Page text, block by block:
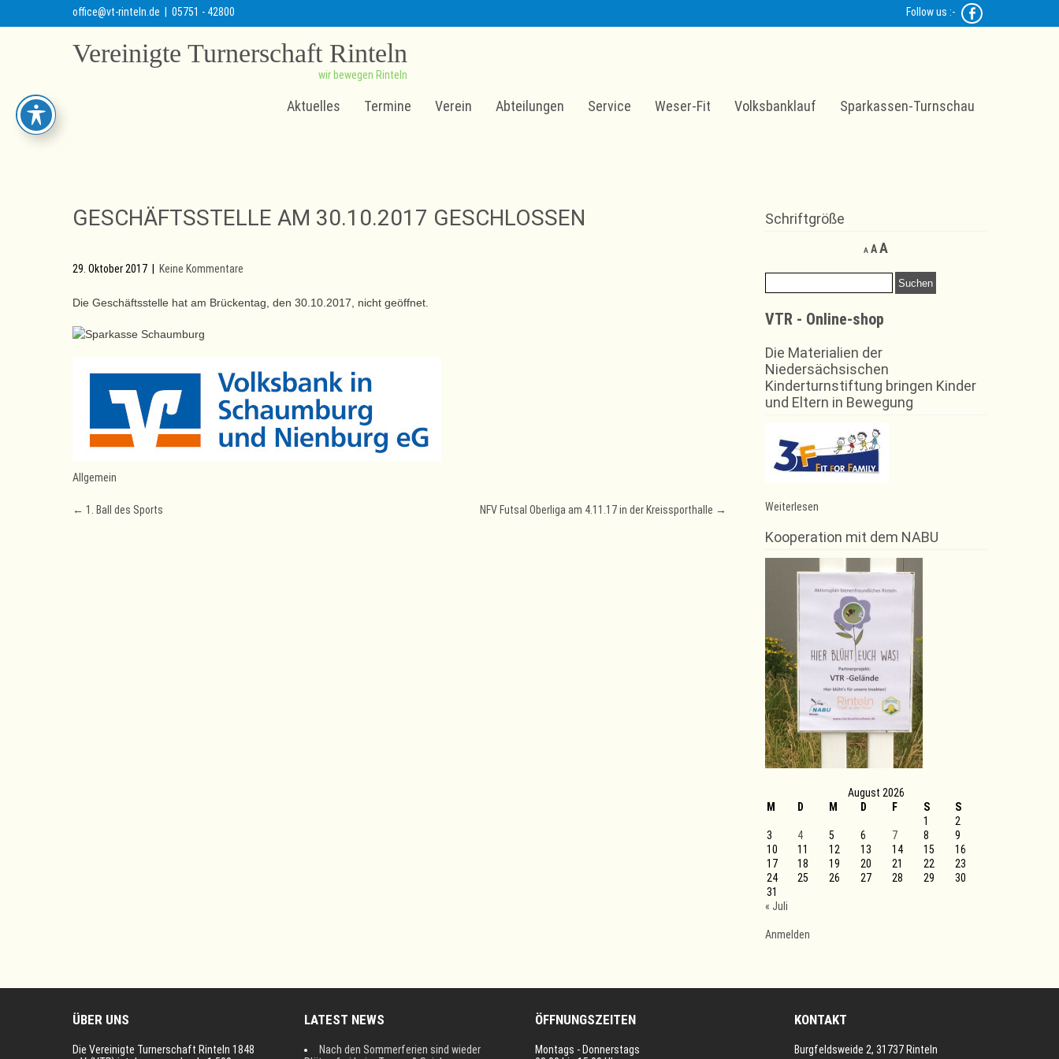
office@vt-rinteln.de | 05751 - 42800 Follow us :-
Vereinigte Turnerschaft Rinteln
wir bewegen Rinteln
Aktuelles Termine Verein Abteilungen Service Weser-Fit Volksbanklauf Sparkassen-Turnschau
GESCHÄFTSSTELLE AM 30.10.2017 GESCHLOSSEN
29. Oktober 2017 Keine Kommentare
Die Geschäftsstelle hat am Brückentag, den 30.10.2017, nicht geöffnet.
Allgemein
Post
← 1. Ball des Sports NFV Futsal Oberliga am 4.11.17 in der Kreissporthalle →
Schriftgröße
A
Decrease
font
A Reset
size.
A
size.
Suchen
nach:
VTR - Online-shop
Die Materialien der
Niedersächsischen
Kinderturnstiftung bringen Kinder
und Eltern in Bewegung
Weiterlesen
am
30.10.2017
geschlossen
Kooperation mit dem NABU
August 2026
M
D M D F S
S
1
2
3
4 5 6 7 8
9
10
11 12 13 14 15
16
17
18 19 20 21 22
23
24
25 26 27 28 29
30
31
« Juli
Anmelden
ÜBER UNS
Die Vereinigte Turnerschaft Rinteln 1848
LATEST NEWS
Nach den Sommerferien sind wieder
ÖFFNUNGSZEITEN
Montags - Donnerstags
KONTAKT
Burgfeldsweide 2, 31737 Rinteln